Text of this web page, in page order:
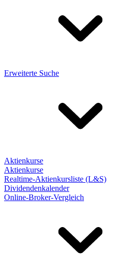
Erweiterte Suche
Aktienkurse
Aktienkurse
Realtime-Aktienkursliste (L&S)
Dividendenkalender
Online-Broker-Vergleich